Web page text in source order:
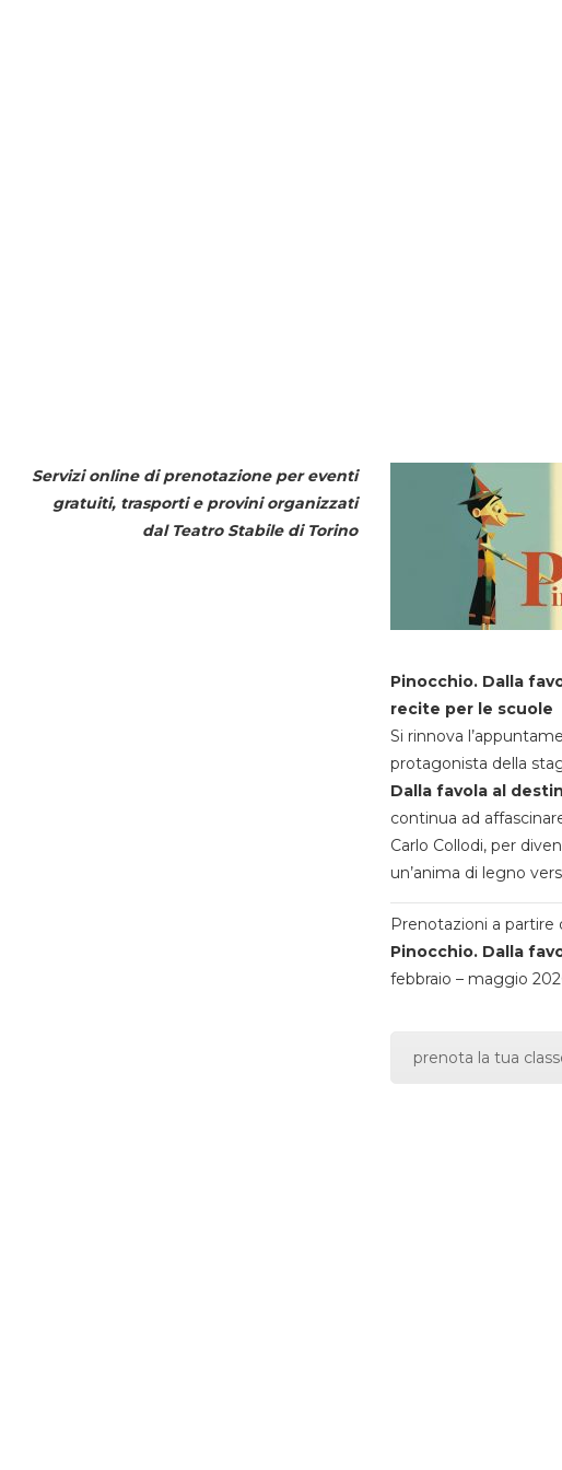
Servizi online di prenotazione per eventi
gratuiti, trasporti e provini organizzati
dal Teatro Stabile di Torino
Pinocchio. Dalla
recite per le scuole
Si rinnova
protagonista della
Dalla favola al
continua ad
Carlo Collodi, per
un’anima di legno
Prenotazioni a partire
Pinocchio. Dalla
febbraio – maggio
prenota la tua